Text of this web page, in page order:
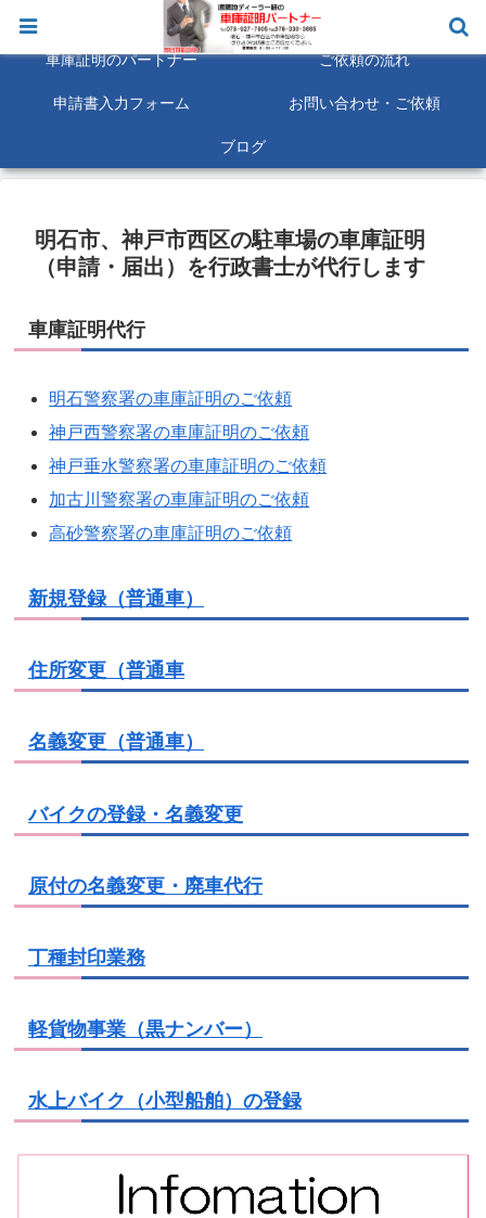
明石市 神戸市西区 車庫証明は即日対応にも可能な限り対応致します。
車庫証明のパートナー ご依頼の流れ
申請書入力フォーム お問い合わせ・ご依頼
ブログ
明石市、神戸市西区の駐車場の車庫証明
（申請・届出）を行政書士が代行します
車庫証明代行
明石警察署の車庫証明のご依頼
神戸西警察署の車庫証明のご依頼
神戸垂水警察署の車庫証明のご依頼
加古川警察署の車庫証明のご依頼
高砂警察署の車庫証明のご依頼
新規登録（普通車）
住所変更（普通車
名義変更（普通車）
バイクの登録・名義変更
原付の名義変更・廃車代行
丁種封印業務
軽貨物事業（黒ナンバー）
水上バイク（小型船舶）の登録